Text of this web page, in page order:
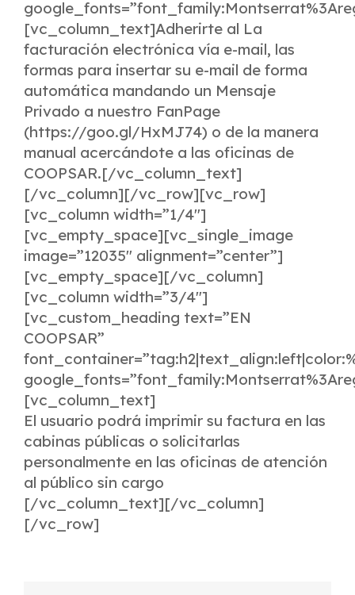
[vc_column_text]Adherirte al La
facturación electrónica vía e-mail, las
formas para insertar su e-mail de forma
automática mandando un Mensaje
Privado a nuestro FanPage
(https://goo.gl/HxMJ74) o de la manera
manual acercándote a las oficinas de
COOPSAR.[/vc_column_text]
[/vc_column][/vc_row][vc_row]
[vc_column width=”1/4″]
[vc_empty_space][vc_single_image
image=”12035″ alignment=”center”]
[vc_empty_space][/vc_column]
[vc_column width=”3/4″]
[vc_custom_heading text=”EN
COOPSAR”
[vc_column_text]
El usuario podrá imprimir su factura en las
cabinas públicas o solicitarlas
personalmente en las oficinas de atención
al público sin cargo
[/vc_column_text][/vc_column]
[/vc_row]